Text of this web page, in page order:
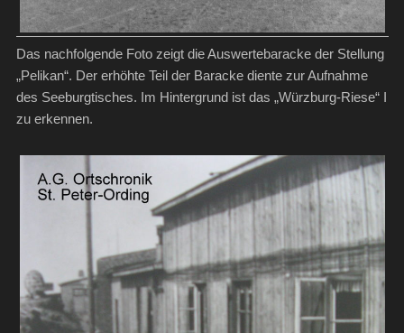
Das nachfolgende Foto zeigt die Auswertebaracke der Stellung
„Pelikan“. Der erhöhte Teil der Baracke diente zur Aufnahme
des Seeburgtisches. Im Hintergrund ist das „Würzburg-Riese“ I
zu erkennen.